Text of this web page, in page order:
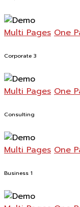
Multi Pages One
Corporate 3
Multi Pages One
Consulting
Multi Pages One
Business 1